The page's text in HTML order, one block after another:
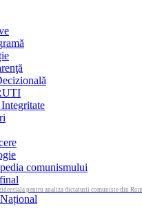
comunismului
pentru analiza dictaturii comuniste din